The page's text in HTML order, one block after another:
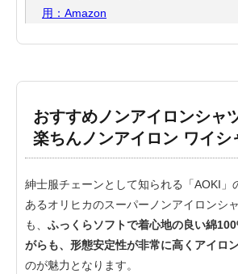
用：Amazon
おすすめノンアイロンシャ
楽ちんノンアイロン ワイシ
紳士服チェーンとして知られる「AOKI」
あるオリヒカのスーパーノンアイロンシ
も、 ふっくらソフトで着心地の良い綿
がらも、形態安定性が非常に高くアイロ
のが魅力となります。